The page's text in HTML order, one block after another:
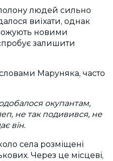
полону людей сильно
виїхати, однак
новими
залишити
Маруняка, часто
окупантам,
не так подивився, не
він.
села розміщені
Через це місцеві,